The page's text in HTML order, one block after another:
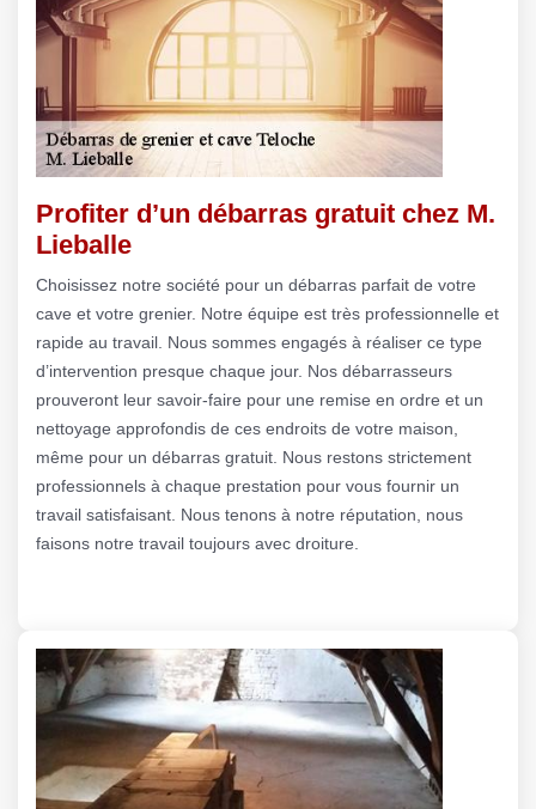
Profiter d’un débarras gratuit chez M.
Lieballe
Choisissez notre société pour un débarras parfait de votre
cave et votre grenier. Notre équipe est très professionnelle et
rapide au travail. Nous sommes engagés à réaliser ce type
d’intervention presque chaque jour. Nos débarrasseurs
prouveront leur savoir-faire pour une remise en ordre et un
nettoyage approfondis de ces endroits de votre maison,
même pour un débarras gratuit. Nous restons strictement
professionnels à chaque prestation pour vous fournir un
travail satisfaisant. Nous tenons à notre réputation, nous
faisons notre travail toujours avec droiture.